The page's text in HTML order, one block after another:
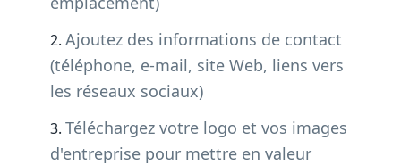
Ajoutez des informations de contact
(téléphone, e-mail, site Web, liens vers
les réseaux sociaux)
Téléchargez votre logo et vos images
d'entreprise pour mettre en valeur